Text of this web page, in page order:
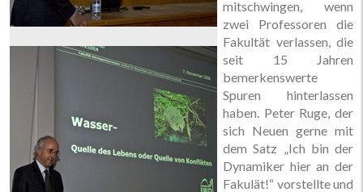
mitschwingen, wenn
zwei Professoren die
Fakultät verlassen, die
seit 15 Jahren
bemerkenswerte
Spuren hinterlassen
haben. Peter Ruge, der
sich Neuen gerne mit
dem Satz „Ich bin der
Dynamiker hier an der
Fakulät!“ vorstellte und